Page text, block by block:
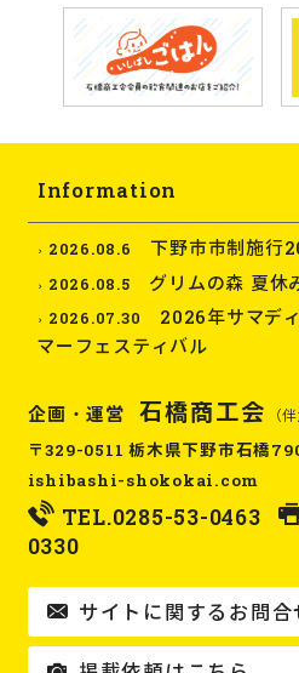
Information
2026.08.6 下野市市制施行
2026.08.5 グリムの森 夏休
2026.07.30
2026年サマデ
マーフェスティバル
企画・運営 石橋商工会 （
〒329-0511 栃木県下野市石橋
ishibashi-shokokai.com
TEL.0285-53-0463
0330
サイトに関するお問合